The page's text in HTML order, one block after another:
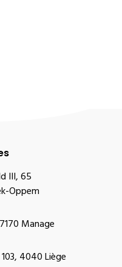
III, 65
Oppem
Manage
4040 Liège